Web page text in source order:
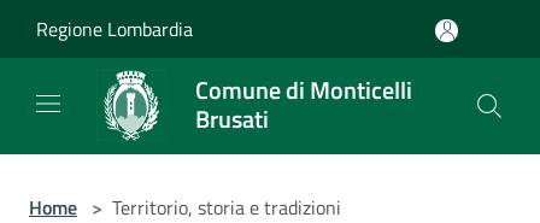
Regione Lombardia
Comune di Monticelli
Brusati
Home > Territorio, storia e tradizioni